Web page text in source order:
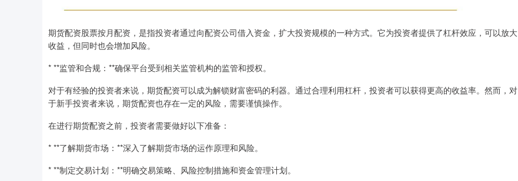
期货配资股票按月配资，是指投资者通过向配资公司借入资金，扩大投资规模的一种方式。它为投资者提供了杠杆效应，可以放大
收益，但同时也会增加风险。
* **监管和合规：**确保平台受到相关监管机构的监管和授权。
对于有经验的投资者来说，期货配资可以成为解锁财富密码的利器。通过合理利用杠杆，投资者可以获得更高的收益率。然而，对
于新手投资者来说，期货配资也存在一定的风险，需要谨慎操作。
在进行期货配资之前，投资者需要做好以下准备：
* **了解期货市场：**深入了解期货市场的运作原理和风险。
* **制定交易计划：**明确交易策略、风险控制措施和资金管理计划。